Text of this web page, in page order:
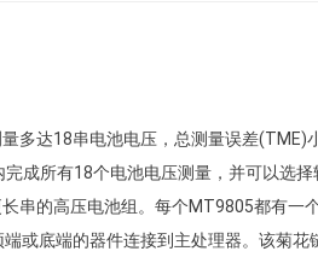
多达18串电池电压，总测量误差(TME)
成所有18个电池电压测量，并可以选
串的高压电池组。每个MT9805都有一
或底端的器件连接到主处理器。该菊